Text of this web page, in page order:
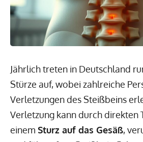
Jährlich treten in Deutschland
Stürze auf, wobei zahlreiche
Verletzungen des Steißbeins
Verletzung kann durch direkten
einem Sturz auf das Gesäß,